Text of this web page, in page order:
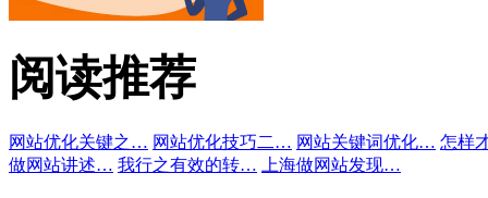
阅读推荐
网站优化关键之… 网站优化技巧二… 网站关键词优化… 怎样
做网站讲述… 我行之有效的转… 上海做网站发现…